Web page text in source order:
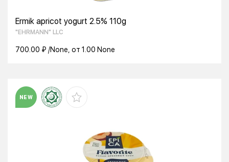
Ermik apricot yogurt 2.5% 110g
"EHRMANN" LLC
700.00 ₽ /None, от 1.00 None
NEW